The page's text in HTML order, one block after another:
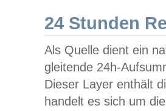
24 Stunden
Als Quelle dient ein
gleitende 24h-
Dieser Layer enthält
handelt es sich um